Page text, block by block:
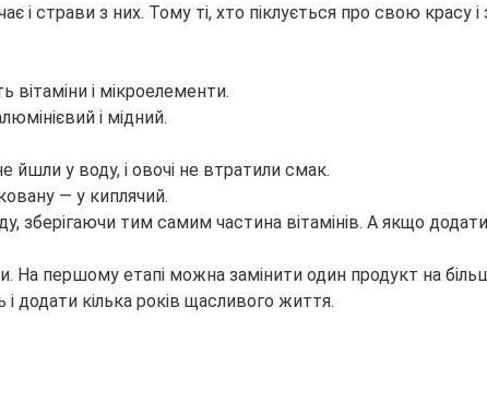
страви з них. Тому ті, хто піклується про свою красу і
вітаміни і мікроелементи.
і мідний.
йшли у воду, і овочі не втратили смак.
— у киплячий.
зберігаючи тим самим частина вітамінів. А якщо
першому етапі можна замінити один продукт на
додати кілька років щасливого життя.